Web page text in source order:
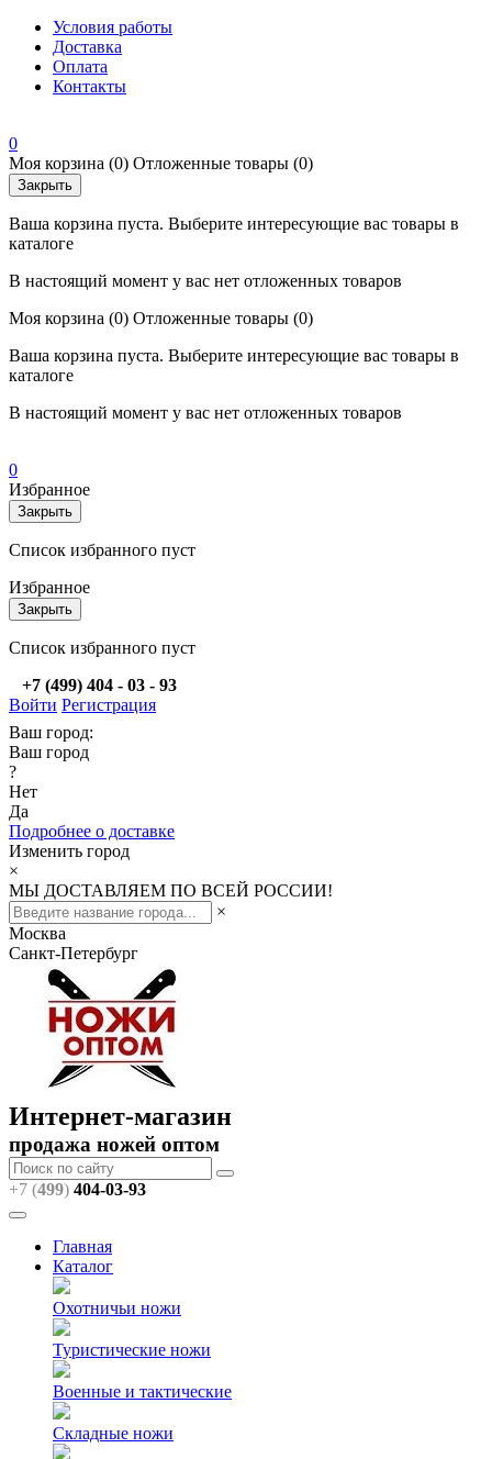
Условия работы
Доставка
Оплата
Контакты
0
Моя корзина (0) Отложенные товары (0)
Закрыть
Ваша корзина пуста. Выберите интересующие вас товары в
каталоге
В настоящий момент у вас нет отложенных товаров
Моя корзина (0) Отложенные товары (0)
Ваша корзина пуста. Выберите интересующие вас товары в
каталоге
В настоящий момент у вас нет отложенных товаров
0
Избранное
Закрыть
Список избранного пуст
Избранное
Закрыть
Список избранного пуст
+7 (499) 404 - 03 - 93
Войти Регистрация
Ваш город:
Ваш город
?
Нет
Да
Подробнее о доставке
Изменить город
×
МЫ ДОСТАВЛЯЕМ ПО ВСЕЙ РОССИИ!
×
Москва
Санкт-Петербург
Интернет-магазин
продажа ножей оптом
+7 (499) 404-03-93
Главная
Каталог
Охотничьи ножи
Туристические ножи
Военные и тактические
Складные ножи